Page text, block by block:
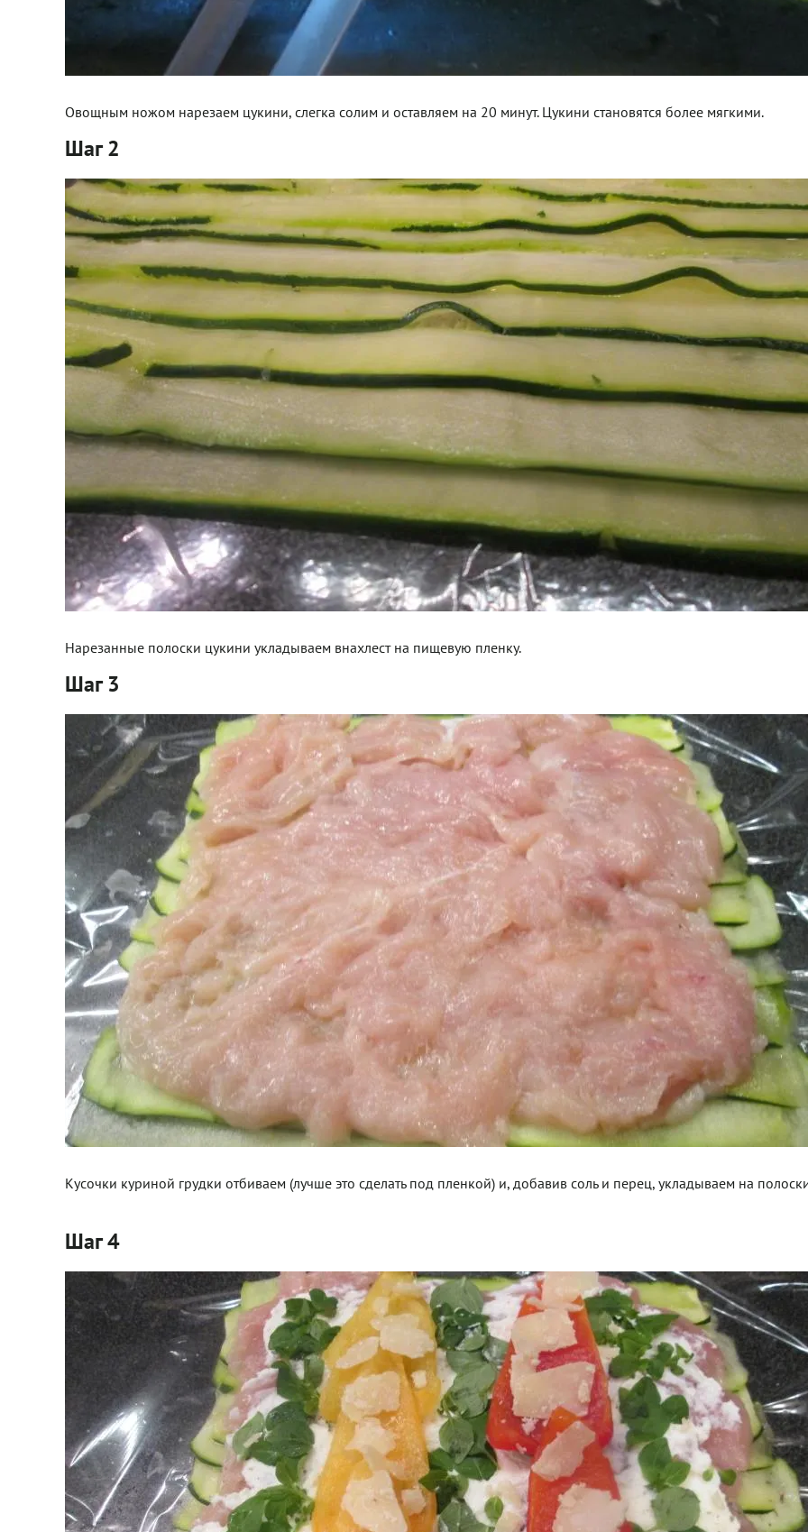
Овощным ножом нарезаем цукини, слегка солим и оставляем на 20 минут. Цукини становятся более мягкими.
Шаг 2
Нарезанные полоски цукини укладываем внахлест на пищевую пленку.
Шаг 3
Кусочки куриной грудки отбиваем (лучше это сделать под пленкой) и, добавив соль и перец, укладываем на
Шаг 4